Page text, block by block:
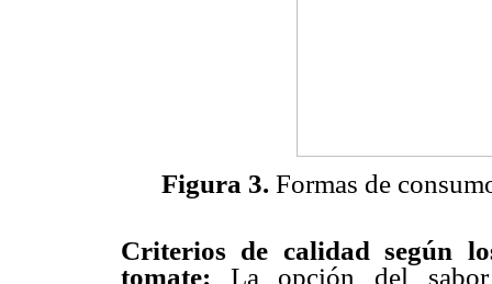
Figura 3. Formas de
Criterios de calidad según
tomate: La opción del